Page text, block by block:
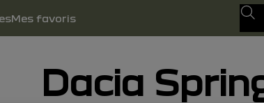
Mes favoris
Dacia